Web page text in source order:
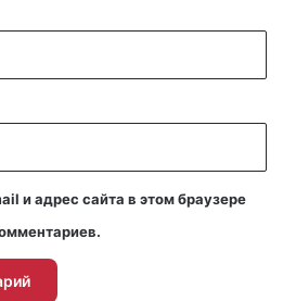
и адрес сайта в этом браузере